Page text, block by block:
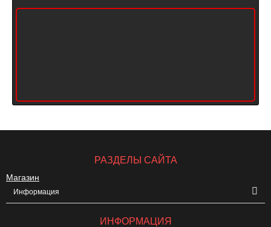
РАЗДЕЛЫ САЙТА
Магазин
Информация
ИНФОРМАЦИЯ